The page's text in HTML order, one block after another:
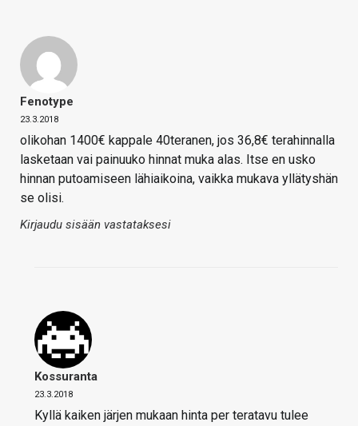
Fenotype
23.3.2018
olikohan 1400€ kappale 40teranen, jos 36,8€ terahinnalla
lasketaan vai painuuko hinnat muka alas. Itse en usko
hinnan putoamiseen lähiaikoina, vaikka mukava yllätyshän
se olisi.
Kirjaudu sisään vastataksesi
Kossuranta
23.3.2018
Kyllä kaiken järjen mukaan hinta per teratavu tulee